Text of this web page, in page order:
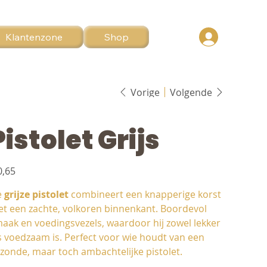
Klantenzone Shop
Vorige Volgende
Grijs
grijze pistoletcombineert een knapperige korst
een zachte, volkoren binnenkant. Boordevol
en voedingsvezels, waardoor hij zowel lekker
voedzaam is. Perfect voor wie houdt van een
maar toch ambachtelijke pistolet.